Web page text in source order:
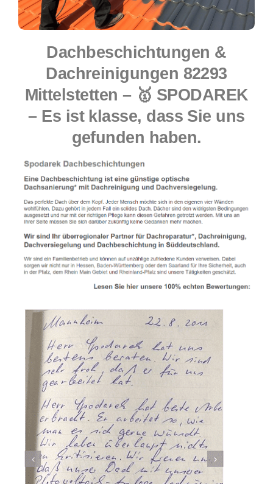
Dachbeschichtungen &
Dachreinigungen 82293
Mittelstetten – 🥇 SPODAREK
– Es ist klasse, dass Sie uns
gefunden haben.